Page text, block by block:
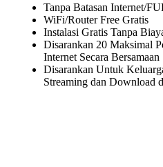
Tanpa Batasan Internet/
WiFi/Router Free Gratis
Instalasi Gratis Tanpa
Disarankan 20 Maksimal
Internet Secara Bersamaan
Disarankan Untuk
Streaming dan Download